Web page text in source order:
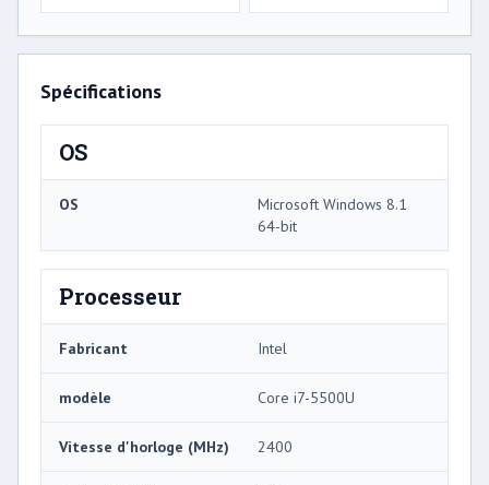
Spécifications
OS
OS
Microsoft Windows 8.1
64-bit
Processeur
Fabricant Intel
modèle Core i7-5500U
Vitesse d'horloge (MHz) 2400